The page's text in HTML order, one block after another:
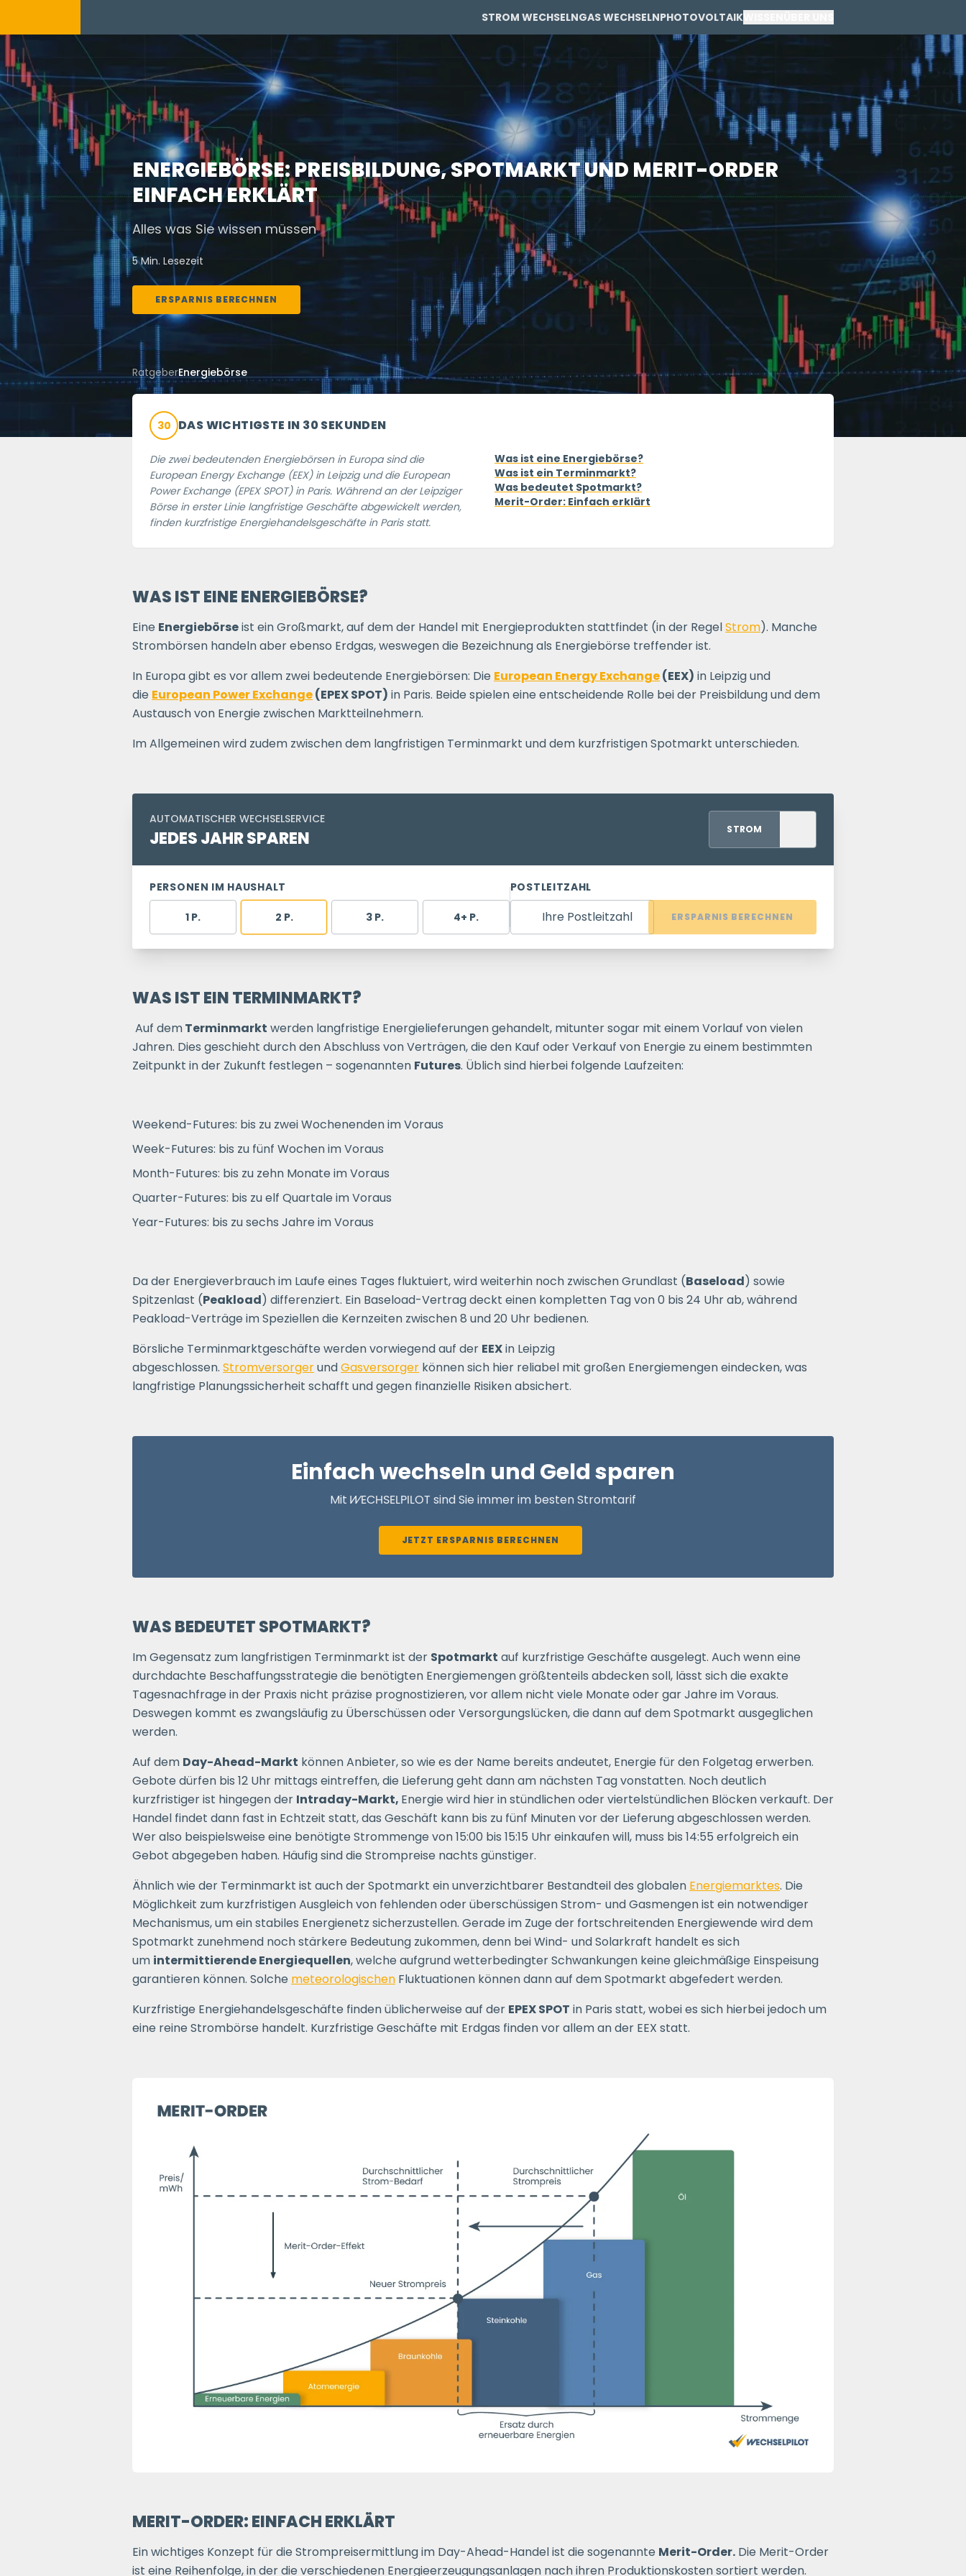
STROM WECHSELN
PRIVAT
GEWERBE
GAS WECHSELN
GEWERBE
PHOTOVOLTAIK
PRIVAT
GEWERBE
ENERGIEBÖRSE: PREISBILDUNG, SPOTMARKT UND MERIT-ORDER
EINFACH ERKLÄRT
Alles was Sie wissen müssen
5 Min. Lesezeit
ERSPARNIS BERECHNEN
RatgeberEnergiebörse
30 DAS WICHTIGSTE IN 30 SEKUNDEN
Die zwei bedeutenden Energiebörsen in Europa sind die
European Energy Exchange (EEX) in Leipzig und die European
Power Exchange (EPEX SPOT) in Paris. Während an der Leipziger
Börse in erster Linie langfristige Geschäfte abgewickelt werden,
finden kurzfristige Energiehandelsgeschäfte in Paris statt.
Was ist eine Energiebörse?
Was ist ein Terminmarkt?
Was bedeutet Spotmarkt?
Merit-Order: Einfach erklärt
WAS IST EINE ENERGIEBÖRSE?
Eine Energiebörseist ein Großmarkt, auf dem der Handel mit Energieprodukten stattfindet (in der RegelStrom). Manche
Strombörsen handeln aber ebenso Erdgas, weswegen die Bezeichnung als Energiebörse treffender ist.
In Europa gibt es vor allem zwei bedeutende Energiebörsen: Die European Energy Exchange(EEX) in Leipzig und
die European Power Exchange(EPEX SPOT) in Paris. Beide spielen eine entscheidende Rolle bei der Preisbildung und dem
Austausch von Energie zwischen Marktteilnehmern.
Im Allgemeinen wird zudem zwischen dem langfristigen Terminmarkt und dem kurzfristigen Spotmarkt unterschieden.
AUTOMATISCHER WECHSELSERVICE
JEDES JAHR SPAREN STROM
PERSONEN IM HAUSHALT
1 P. 2 P. 3 P. 4+ P.
POSTLEITZAHL
Ihre Postleitzahl ERSPARNIS BERECHNEN
WAS IST EIN TERMINMARKT?
Auf demTerminmarkt werden langfristige Energielieferungen gehandelt, mitunter sogar mit einem Vorlauf von vielen
Jahren. Dies geschieht durch den Abschluss von Verträgen, die den Kauf oder Verkauf von Energie zu einem bestimmten
Zeitpunkt in der Zukunft festlegen – sogenannten Futures. Üblich sind hierbei folgende Laufzeiten:
Weekend-Futures: bis zu zwei Wochenenden im Voraus
Week-Futures: bis zu fünf Wochen im Voraus
Month-Futures: bis zu zehn Monate im Voraus
Quarter-Futures: bis zu elf Quartale im Voraus
Year-Futures: bis zu sechs Jahre im Voraus
Da der Energieverbrauch im Laufe eines Tages fluktuiert, wird weiterhin noch zwischen Grundlast (Baseload) sowie
Spitzenlast (Peakload) differenziert. Ein Baseload-Vertrag deckt einen kompletten Tag von 0 bis 24 Uhr ab, während
Peakload-Verträge im Speziellen die Kernzeiten zwischen 8 und 20 Uhr bedienen.
Börsliche Terminmarktgeschäfte werden vorwiegend auf der EEXin Leipzig
abgeschlossen. StromversorgerundGasversorger können sich hier reliabel mit großen Energiemengen eindecken, was
langfristige Planungssicherheit schafft und gegen finanzielle Risiken absichert.
Einfach wechseln und Geld sparen
Mit WECHSELPILOT sind Sie immer im besten Stromtarif
JETZT ERSPARNIS BERECHNEN
WAS BEDEUTET SPOTMARKT?
Im Gegensatz zum langfristigen Terminmarkt ist der Spotmarkt auf kurzfristige Geschäfte ausgelegt. Auch wenn eine
durchdachte Beschaffungsstrategie die benötigten Energiemengen größtenteils abdecken soll, lässt sich die exakte
Tagesnachfrage in der Praxis nicht präzise prognostizieren, vor allem nicht viele Monate oder gar Jahre im Voraus.
Deswegen kommt es zwangsläufig zu Überschüssen oder Versorgungslücken, die dann auf dem Spotmarkt ausgeglichen
werden.
Auf dem Day-Ahead-Markt können Anbieter, so wie es der Name bereits andeutet, Energie für den Folgetag erwerben.
Gebote dürfen bis 12 Uhr mittags eintreffen, die Lieferung geht dann am nächsten Tag vonstatten. Noch deutlich
kurzfristiger ist hingegen der Intraday-Markt, Energie wird hier in stündlichen oder viertelstündlichen Blöcken verkauft. Der
Handel findet dann fast in Echtzeit statt, das Geschäft kann bis zu fünf Minuten vor der Lieferung abgeschlossen werden.
Wer also beispielsweise eine benötigte Strommenge von 15:00 bis 15:15 Uhr einkaufen will, muss bis 14:55 erfolgreich ein
Gebot abgegeben haben. Häufig sind die Strompreise nachts günstiger.
Ähnlich wie der Terminmarkt ist auch der Spotmarkt ein unverzichtbarer Bestandteil des globalen Energiemarktes. Die
Möglichkeit zum kurzfristigen Ausgleich von fehlenden oder überschüssigen Strom- und Gasmengen ist ein notwendiger
Mechanismus, um ein stabiles Energienetz sicherzustellen. Gerade im Zuge der fortschreitenden Energiewende wird dem
Spotmarkt zunehmend noch stärkere Bedeutung zukommen, denn bei Wind- und Solarkraft handelt es sich
um intermittierende Energiequellen, welche aufgrund wetterbedingter Schwankungen keine gleichmäßige Einspeisung
garantieren können. Solche meteorologischen Fluktuationen können dann auf dem Spotmarkt abgefedert werden.
Kurzfristige Energiehandelsgeschäfte finden üblicherweise auf der EPEX SPOT in Paris statt, wobei es sich hierbei jedoch um
eine reine Strombörse handelt. Kurzfristige Geschäfte mit Erdgas finden vor allem an der EEX statt.
MERIT-ORDER: EINFACH ERKLÄRT
Ein wichtiges Konzept für die Strompreisermittlung im Day-Ahead-Handel ist die sogenannte Merit-Order. Die Merit-Order
ist eine Reihenfolge, in der die verschiedenen Energieerzeugungsanlagen nach ihren Produktionskosten sortiert werden.